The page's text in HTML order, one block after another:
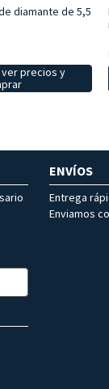
diamante de 5,5
precios y
ENVÍOS
Entrega
Enviamos